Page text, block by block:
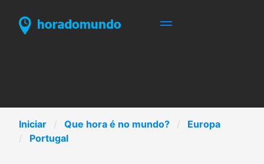
Iniciar Que hora é no mundo?
Europa
Portugal